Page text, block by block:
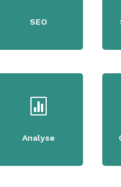
SEO

Analyse